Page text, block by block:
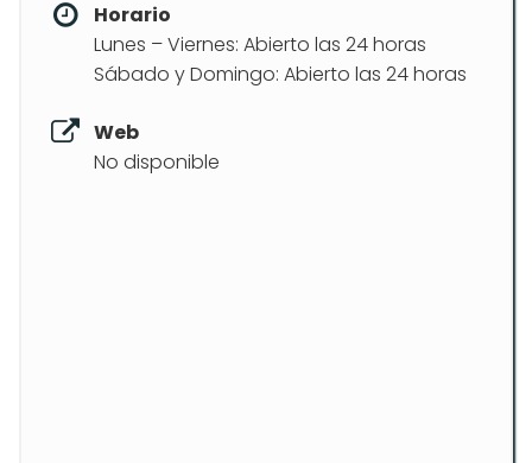
Horario
Lunes – Viernes: Abierto las 24 horas
Sábado y Domingo: Abierto las 24 horas
Web
No disponible